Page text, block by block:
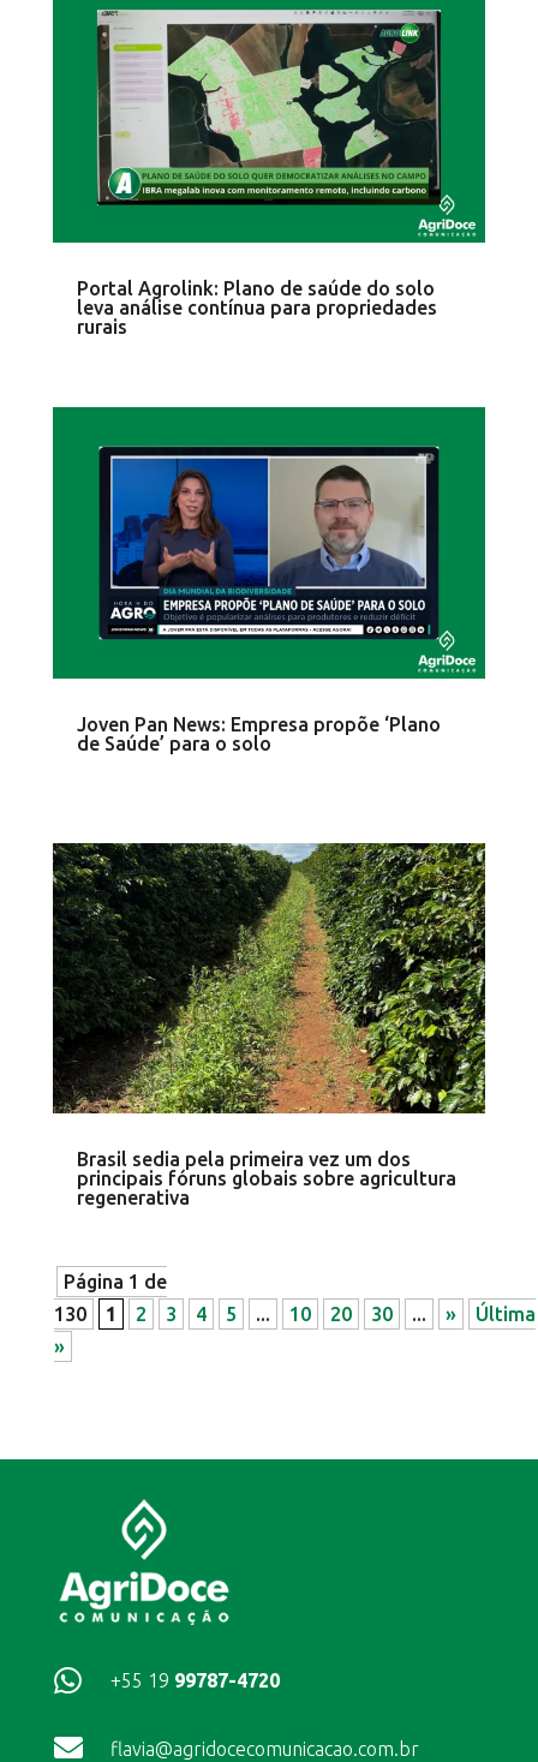
Portal Agrolink: Plano de saúde do solo
leva análise contínua para propriedades
rurais
Joven Pan News: Empresa propõe ‘Plano
de Saúde’ para o solo
Brasil sedia pela primeira vez um dos
principais fóruns globais sobre agricultura
regenerativa
Página 1 de
130
1 2 3 4 5 ... 10 20 30 ... »
Última
»
 +55 19 99787-4720
 flavia@agridocecomunicacao.com.br